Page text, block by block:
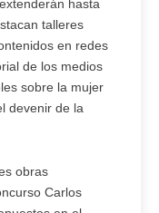
hasta
talleres
en redes
de los medios
sobre la mujer
devenir de la
obras
Carlos